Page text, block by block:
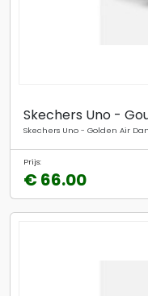
Skechers Uno -
Skechers Uno - Golden Air
Prijs:
€ 66.00